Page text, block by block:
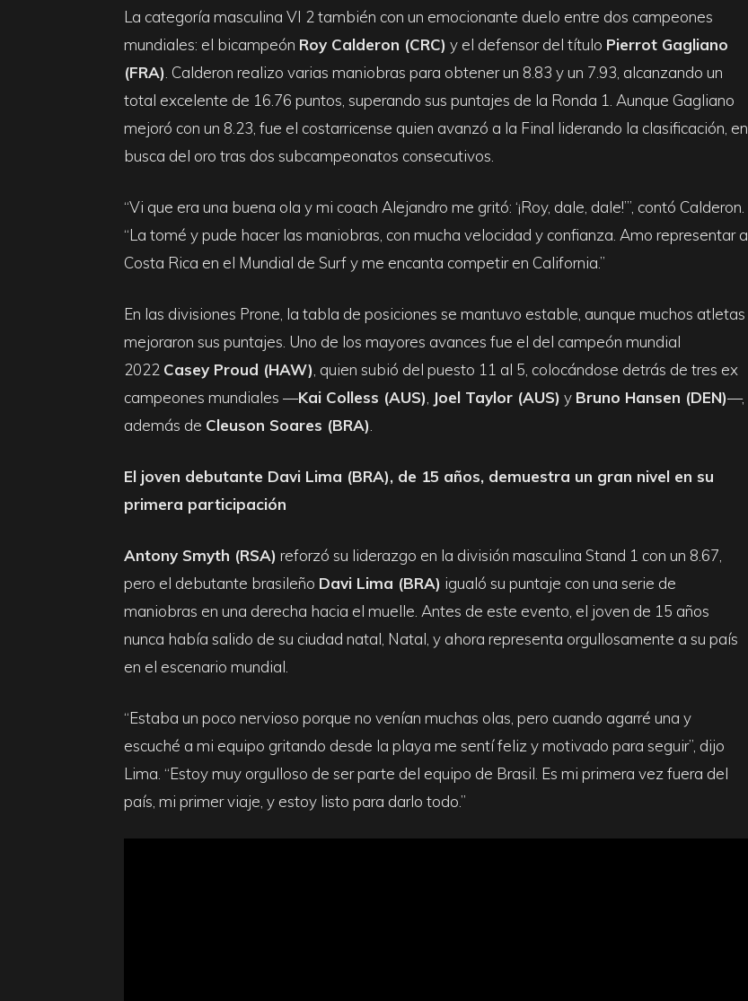
La categoría masculina VI 2 también con un emocionante duelo entre dos campeones
mundiales: el bicampeón Roy Calderon (CRC) y el defensor del título Pierrot Gagliano
(FRA). Calderon realizo varias maniobras para obtener un 8.83 y un 7.93, alcanzando un
total excelente de 16.76 puntos, superando sus puntajes de la Ronda 1. Aunque Gagliano
mejoró con un 8.23, fue el costarricense quien avanzó a la Final liderando la clasificación, en
busca del oro tras dos subcampeonatos consecutivos.
“Vi que era una buena ola y mi coach Alejandro me gritó: ‘¡Roy, dale, dale!’”, contó Calderon.
“La tomé y pude hacer las maniobras, con mucha velocidad y confianza. Amo representar a
Costa Rica en el Mundial de Surf y me encanta competir en California.”
En las divisiones Prone, la tabla de posiciones se mantuvo estable, aunque muchos atletas
mejoraron sus puntajes. Uno de los mayores avances fue el del campeón mundial
2022 Casey Proud (HAW), quien subió del puesto 11 al 5, colocándose detrás de tres ex
campeones mundiales —Kai Colless (AUS), Joel Taylor (AUS) y Bruno Hansen (DEN)—,
además de Cleuson Soares (BRA).
El joven debutante Davi Lima (BRA), de 15 años, demuestra un gran nivel en su
primera participación
Antony Smyth (RSA) reforzó su liderazgo en la división masculina Stand 1 con un 8.67,
pero el debutante brasileño Davi Lima (BRA) igualó su puntaje con una serie de
maniobras en una derecha hacia el muelle. Antes de este evento, el joven de 15 años
nunca había salido de su ciudad natal, Natal, y ahora representa orgullosamente a su país
en el escenario mundial.
“Estaba un poco nervioso porque no venían muchas olas, pero cuando agarré una y
escuché a mi equipo gritando desde la playa me sentí feliz y motivado para seguir”, dijo
Lima. “Estoy muy orgulloso de ser parte del equipo de Brasil. Es mi primera vez fuera del
país, mi primer viaje, y estoy listo para darlo todo.”